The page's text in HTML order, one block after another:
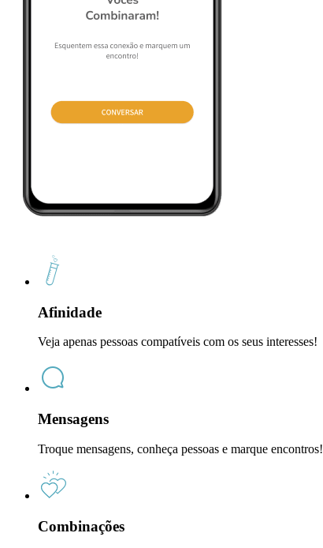
Afinidade
Veja apenas pessoas compatíveis com os seus interesses!
Mensagens
Troque mensagens, conheça pessoas e marque encontros!
Combinações